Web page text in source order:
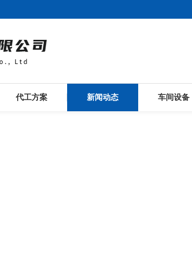
代工方案 新闻动态 车间设备